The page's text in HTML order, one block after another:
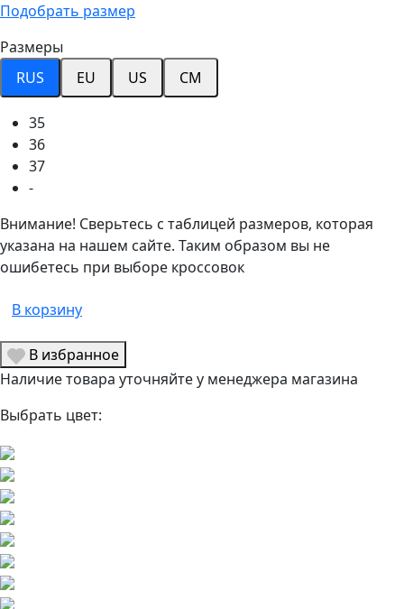
Подобрать размер
Размеры
RUS
EU US CM
35
36
37
-
Внимание! Сверьтесь с таблицей размеров, которая
указана на нашем сайте. Таким образом вы не
ошибетесь при выборе кроссовок
В корзину
В избранное
Наличие товара уточняйте у менеджера магазина
Выбрать цвет: